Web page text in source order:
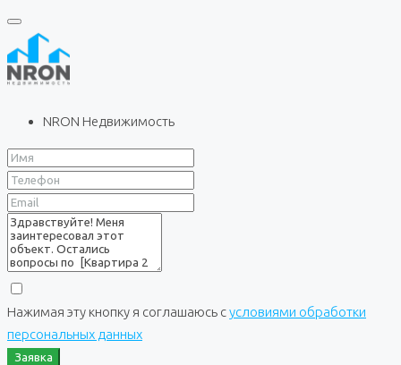
NRON Недвижимость
Нажимая эту кнопку я соглашаюсь сусловиями обработки
персональных данных
Заявка